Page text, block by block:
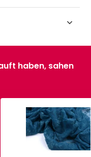
haben, sahen